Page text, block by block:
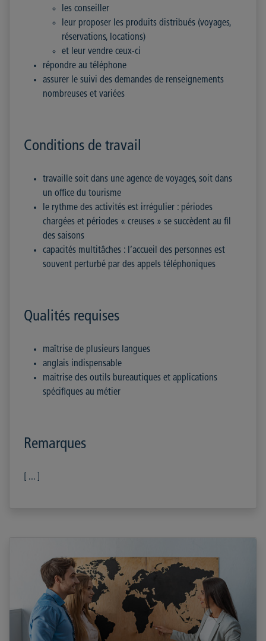
les conseiller
leur proposer les produits distribués (voyages,
réservations, locations)
et leur vendre ceux-ci
répondre au téléphone
assurer le suivi des demandes de renseignements
nombreuses et variées
Conditions de travail
travaille soit dans une agence de voyages, soit dans
un office du tourisme
le rythme des activités est irrégulier : périodes
chargées et périodes « creuses » se succèdent au fil
des saisons
capacités multitâches : l’accueil des personnes est
souvent perturbé par des appels téléphoniques
Qualités requises
maîtrise de plusieurs langues
anglais indispensable
maitrise des outils bureautiques et applications
spécifiques au métier
Remarques
[ ... ]